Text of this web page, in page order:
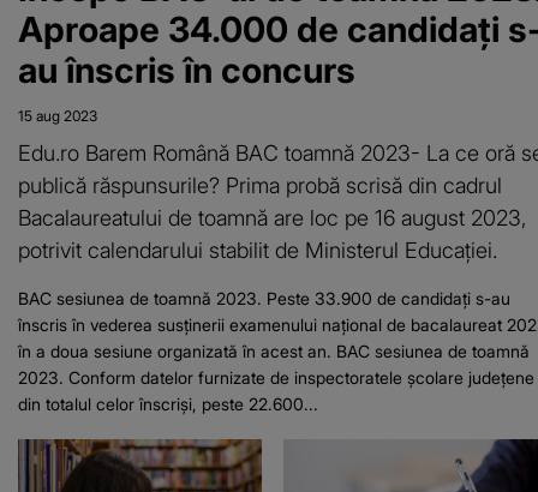
Aproape 34.000 de candidaţi
au înscris în concurs
15 aug 2023
Edu.ro Barem Română BAC toamnă 2023- La ce oră
publică răspunsurile? Prima probă scrisă din cadrul
Bacalaureatului de toamnă are loc pe 16 august 2023,
potrivit calendarului stabilit de Ministerul Educației.
BAC sesiunea de toamnă 2023. Peste 33.900 de candidaţi s-au
înscris în vederea susţinerii examenului naţional de bacalaureat
în a doua sesiune organizată în acest an. BAC sesiunea de toamnă
2023. Conform datelor furnizate de inspectoratele şcolare judeţene
din totalul celor înscrişi, peste 22.600...